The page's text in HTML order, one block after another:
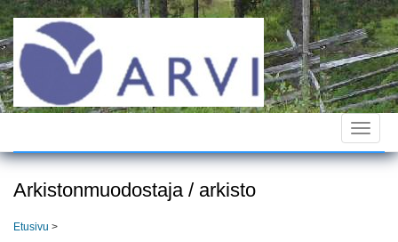
Hyppää
pääsisältöön
Toggle
Arkistonmuodostaja / arkisto
Etusivu >